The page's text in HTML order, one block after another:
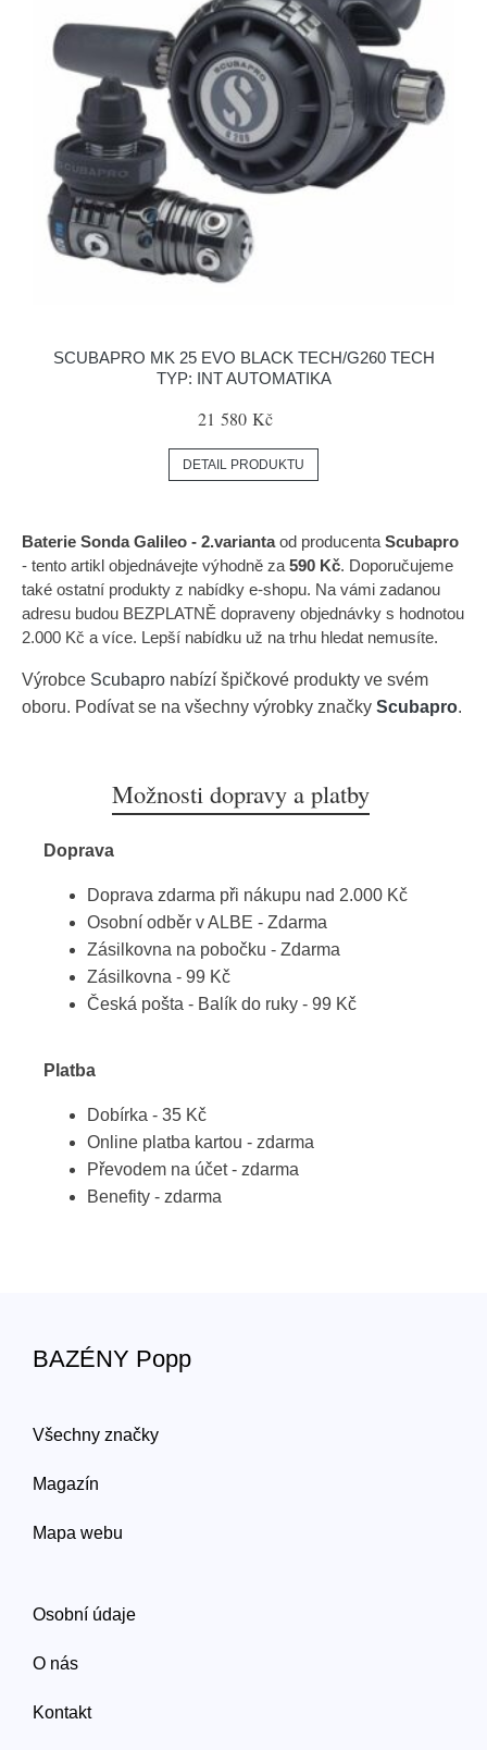
SCUBAPRO MK 25 EVO BLACK TECH/G260 TECH
TYP: INT AUTOMATIKA
21 580 Kč
DETAIL PRODUKTU
Baterie Sonda Galileo - 2.variantaod producenta Scubapro
- tento artikl objednávejte výhodně za 590 Kč. Doporučujeme
také ostatní produkty z nabídky e-shopu. Na vámi zadanou
adresu budou BEZPLATNĚ dopraveny objednávky s hodnotou
2.000 Kč a více. Lepší nabídku už na trhu hledat nemusíte.
Výrobce Scubapro nabízí špičkové produkty ve svém
oboru. Podívat se na všechny výrobky značky Scubapro.
Možnosti dopravy a platby
Doprava
Doprava zdarma při nákupu nad 2.000 Kč
Osobní odběr v ALBE - Zdarma
Zásilkovna na pobočku - Zdarma
Zásilkovna - 99 Kč
Česká pošta - Balík do ruky - 99 Kč
Platba
Dobírka - 35 Kč
Online platba kartou - zdarma
Převodem na účet - zdarma
Benefity - zdarma
BAZÉNY Popp
Všechny značky
Magazín
Mapa webu
Osobní údaje
O nás
Kontakt